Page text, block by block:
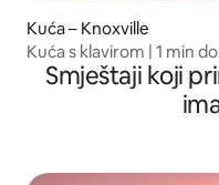
Kuća – Knoxville
Kuća s klavirom | 1 min
Masažna kada
Smještaji koji